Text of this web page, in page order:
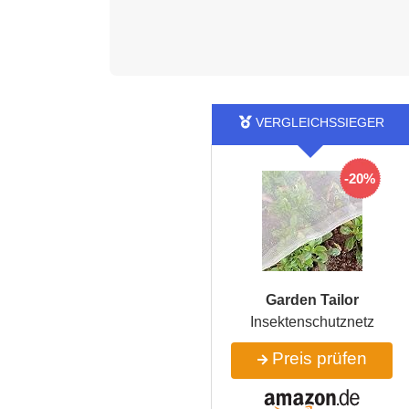
-20%
‎Garden Tailor
Insektenschutznetz
Preis prüfen